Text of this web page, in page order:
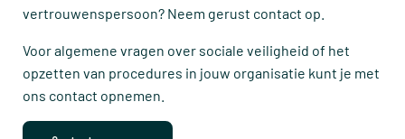
vertrouwenspersoon? Neem gerust contact op.
Voor algemene vragen over sociale veiligheid of het
opzetten van procedures in jouw organisatie kunt je met
ons contact opnemen.